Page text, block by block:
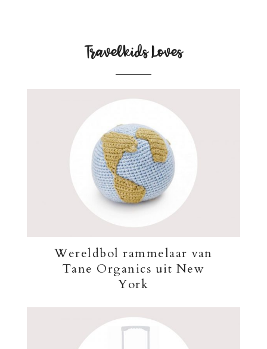
Travelkids Loves
Wereldbol rammelaar van
Tane Organics uit New
York